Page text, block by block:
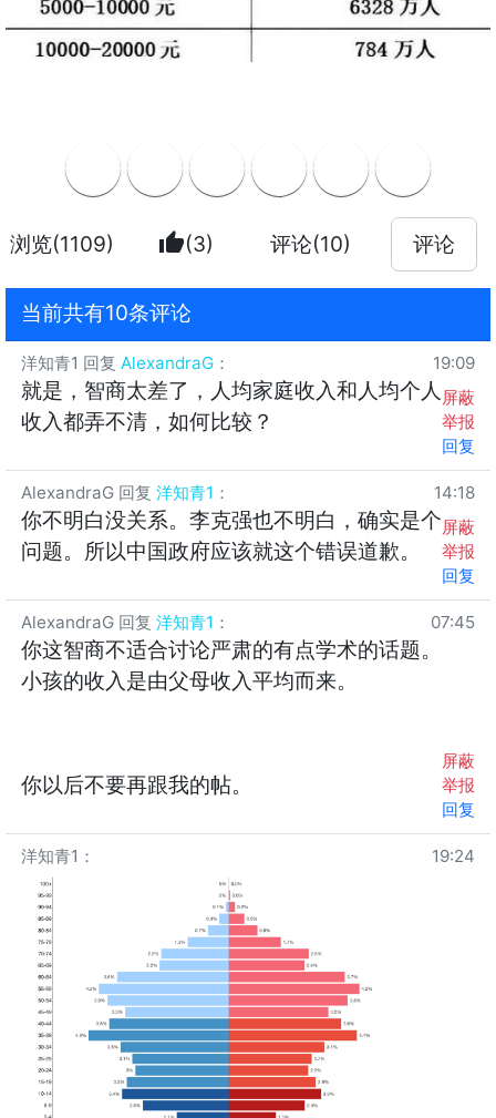
浏览(1109) thumb_up(3) 评论(10) 评论
当前共有10条评论
洋知青1 回复 AlexandraG ： 19:09
就是，智商太差了，人均家庭收入和人均个人
收入都弄不清，如何比较？
屏蔽
举报
回复
AlexandraG 回复 洋知青1 ： 14:18
你不明白没关系。李克强也不明白，确实是个
问题。所以中国政府应该就这个错误道歉。
屏蔽
举报
回复
AlexandraG 回复 洋知青1 ： 07:45
你这智商不适合讨论严肃的有点学术的话题。
小孩的收入是由父母收入平均而来。
你以后不要再跟我的帖。
屏蔽
举报
回复
洋知青1 ： 19:24